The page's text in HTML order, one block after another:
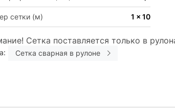
сетки (м) 1 x 10
Сетка поставляется только в
Сетка сварная в рулоне